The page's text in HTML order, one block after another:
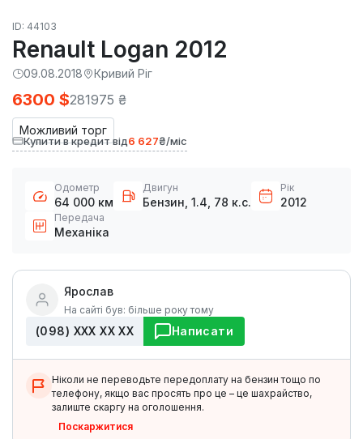
ID: 44103
Renault Logan 2012
09.08.2018 Кривий Ріг
Можливий торг
6300 $281975 ₴
Купити в кредит від6 627₴/міс
Одометр
64 000 км
Двигун
Бензин, 1.4, 78 к.с.
Рік
2012
Передача
Механіка
Ярослав
На сайті був: більше року тому
(098) ХХХ ХХ ХХ Написати
Ніколи не переводьте передоплату на бензин тощо по
телефону, якщо вас просять про це – це шахрайство,
залиште скаргу на оголошення.
Поскаржитися